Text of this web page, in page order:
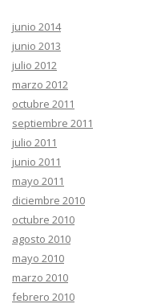
junio 2014
junio 2013
julio 2012
marzo 2012
octubre 2011
septiembre 2011
julio 2011
junio 2011
mayo 2011
diciembre 2010
octubre 2010
agosto 2010
mayo 2010
marzo 2010
febrero 2010